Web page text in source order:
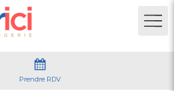
Prendre RDV